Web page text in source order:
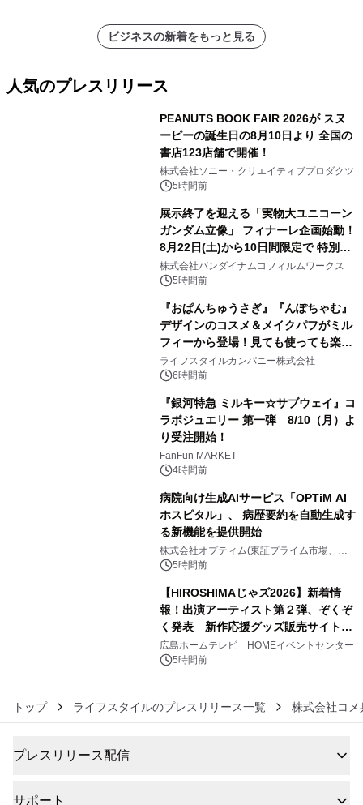
ビジネスの新着をもっと見る
人気のプレスリリース
PEANUTS BOOK FAIR 2026が スヌ
ーピーの誕生日の8月10日より 全国の
書店123店舗で開催！
株式会社ソニー・クリエイティブプロダクツ
5時間前
展示終了を迎える「実物大ユニコーン
ガンダム立像」 フィナーレ企画始動！
8月22日(土)から10日間限定で 特別映
像『UNICORN GUNDAM Statue ―
BEYOND POSSIBILITY ―』を上映！
株式会社バンダイナムコフィルムワークス
5時間前
『おぱんちゅうさぎ』『んぽちゃむ』
デザインのコスメ＆メイクパフがミル
フィーから登場！見ても使っても楽し
い、ポップでキュートなコレクショ
ン。
ライフスタイルカンパニー株式会社
6時間前
『銀河特急 ミルキー☆サブウェイ』コ
ラボジュエリー 第一弾 8/10（月）よ
り受注開始！
FanFun MARKET
4時間前
病院向け生成AIサービス「OPTiM AI
ホスピタル」、 病歴要約を自動生成す
る新機能を提供開始
株式会社オプティム(東証プライム市場、コ
ード：3694)
5時間前
【HIROSHIMAじゃズ2026】新着情
報！出演アーティスト第２弾、ぞくぞ
く発表 新作応援グッズ販売サイトも
同時オープンします！
広島ホームテレビ HOMEイベントセンター
5時間前
トップ ライフスタイルのプレスリリース一覧 株式会社コメ
プレスリリース配信
サポート